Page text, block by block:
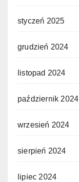
styczeń 2025
grudzień 2024
listopad 2024
październik 2024
wrzesień 2024
sierpień 2024
lipiec 2024